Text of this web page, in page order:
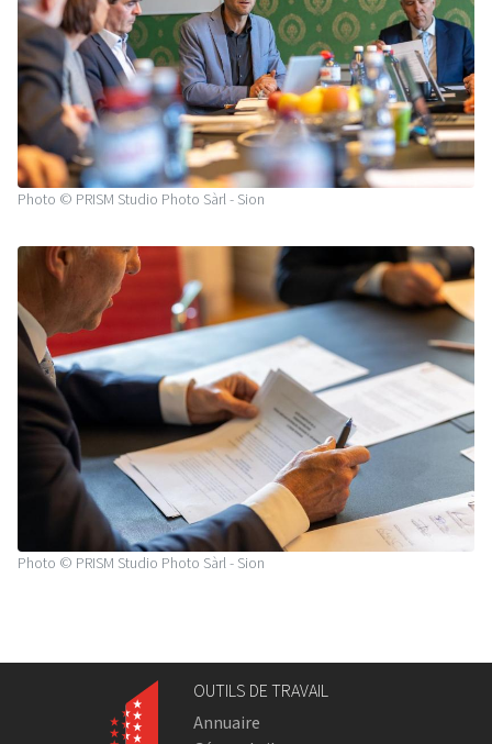
Photo © PRISM Studio Photo Sàrl - Sion
Photo © PRISM Studio Photo Sàrl - Sion
OUTILS DE TRAVAIL
Annuaire